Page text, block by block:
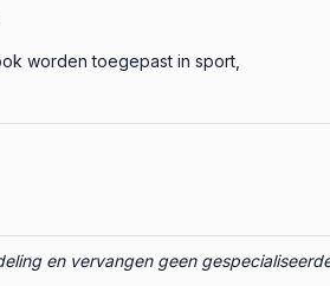
worden toegepast in sport,
en vervangen geen